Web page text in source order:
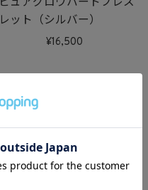
レット（シルバー）
16,500